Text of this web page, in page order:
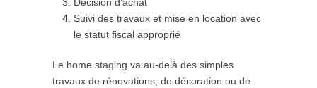
Suivi des travaux et mise en location avec
le statut fiscal approprié
Le home staging va au-delà des simples
travaux de rénovations, de décoration ou de